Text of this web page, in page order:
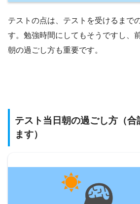
テストの点は、テストを受けるまで
す。勉強時間にしてもそうですし、
朝の過ごし方も重要です。
テスト当日朝の過ごし方（合
ます）